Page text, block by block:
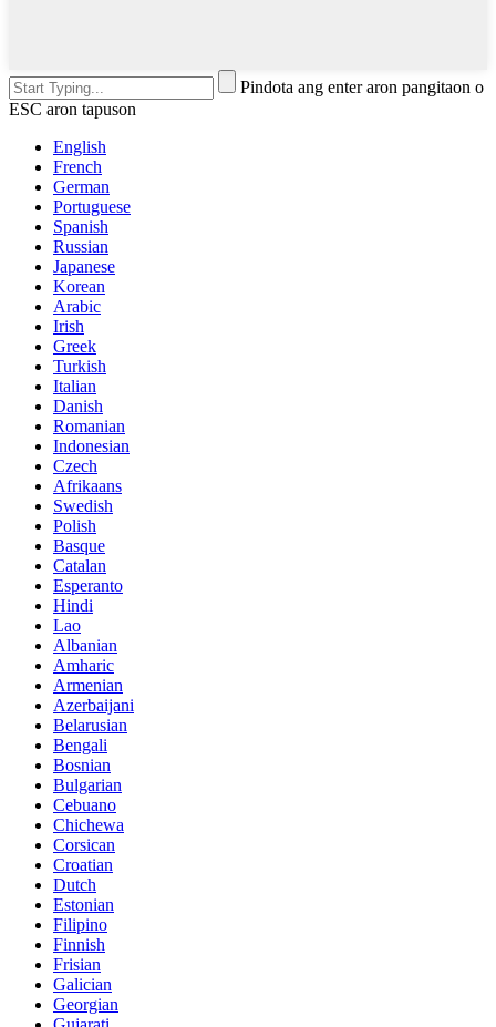
Pindota ang enter aron pangitaon o
ESC aron tapuson
English
French
German
Portuguese
Spanish
Russian
Japanese
Korean
Arabic
Irish
Greek
Turkish
Italian
Danish
Romanian
Indonesian
Czech
Afrikaans
Swedish
Polish
Basque
Catalan
Esperanto
Hindi
Lao
Albanian
Amharic
Armenian
Azerbaijani
Belarusian
Bengali
Bosnian
Bulgarian
Cebuano
Chichewa
Corsican
Croatian
Dutch
Estonian
Filipino
Finnish
Frisian
Galician
Georgian